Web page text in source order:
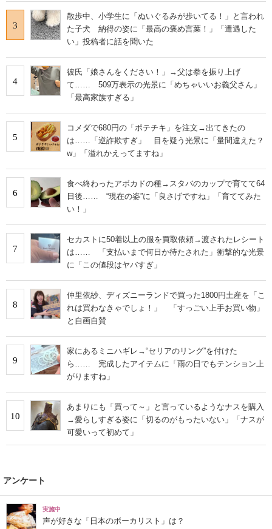
3
散歩中、小学生に「ぬいぐるみが歩いてる！」と言われ
た子犬 納得の姿に「最高の褒め言葉！」「遭遇した
い」投稿者に話を聞いた
4
彼氏「娘さんをください！」→父は拳を振り上げ
て…… 509万表示の光景に「めちゃいいお義父さん」
「最高家族すぎる」
5
コメダで680円の「ポテチキ」を注文→出てきたの
は……「逆詐欺すぎ」 目を疑う光景に「量間違えた？
w」「溢れかえってますね」
6
食べ終わったアボカドの種→スタバのカップで育てて64
日後…… “現在の姿”に「良さげですね」「育ててみた
い！」
7
セカストに50着以上の服を買取依頼→渡されたレシート
は…… 「支払いまで何日か待たされた」衝撃的な光景
に「この値段はヤバすぎ」
8
仲里依紗、ディズニーランドで買った1800円土産を「こ
れは買わなきゃでしょ！」 「すっごい上手お買い物」
と自画自賛
9
家にあるミニハギレ→“セリアのリング”を付けた
ら…… 完成したアイテムに「雨の日でもテンション上
がりますね」
10
あまりにも「買って～」と言っているようなナスを購入
→愛らしすぎる姿に「切るのがもったいない」「ナスが
可愛いって初めて」
アンケート
実施中
声が好きな「日本のボーカリスト」は？